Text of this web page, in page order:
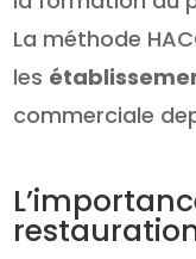
La méthode
les
commerciale